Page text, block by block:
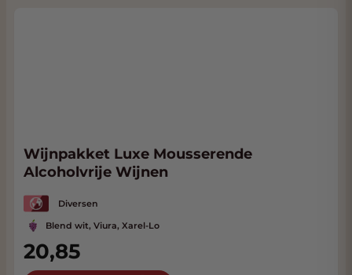
Wijnpakket Luxe Mousserende
Alcoholvrije Wijnen
Diversen
Blend wit, Viura, Xarel-Lo
20,85